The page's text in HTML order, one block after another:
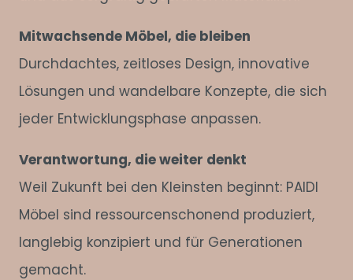
Mitwachsende Möbel, die bleiben
Durchdachtes, zeitloses Design, innovative
Lösungen und wandelbare Konzepte, die sich
jeder Entwicklungsphase anpassen.
Verantwortung, die weiter denkt
Weil Zukunft bei den Kleinsten beginnt: PAIDI
Möbel sind ressourcenschonend produziert,
langlebig konzipiert und für Generationen
gemacht.